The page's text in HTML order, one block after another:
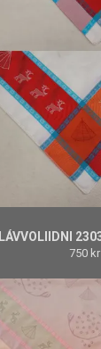
LÁVVOLIIDNI
750 kr